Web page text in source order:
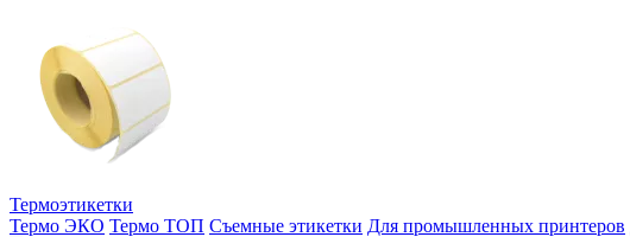
Термоэтикетки
Термо ЭКО Термо ТОП Съемные этикетки Для промышленных принтеров